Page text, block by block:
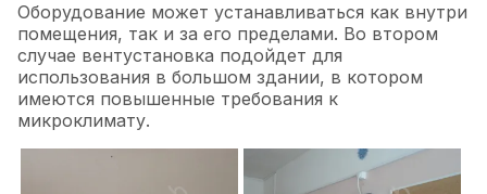
Оборудование может устанавливаться как внутри
помещения, так и за его пределами. Во втором
случае вентустановка подойдет для
использования в большом здании, в котором
имеются повышенные требования к
микроклимату.